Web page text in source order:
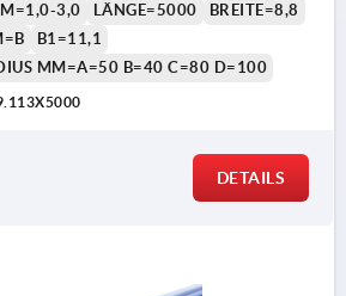
3,0 LÄNGE=5000
BREITE=8,8
B1=11,1
MM=A=50 B=40 C=80 D=100
DETAILS